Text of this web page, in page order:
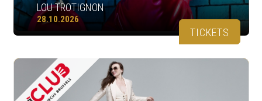
LOU TROTIGNON
28.10.2026
TICKETS